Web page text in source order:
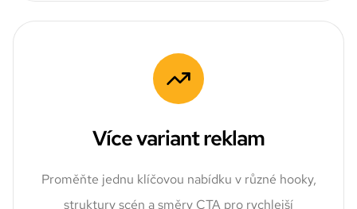
Více variant reklam
Proměňte jednu klíčovou nabídku v různé hooky,
struktury scén a směry CTA pro rychlejší